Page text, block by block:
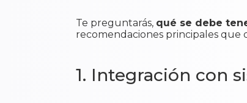
Te preguntarás, qué se debe
recomendaciones principales que
1. Integración con